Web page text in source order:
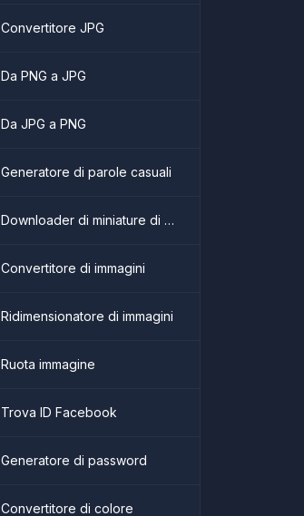
Convertitore JPG
Da PNG a JPG
Da JPG a PNG
Generatore di parole casuali
Downloader di miniature di YouTube
Convertitore di immagini
Ridimensionatore di immagini
Ruota immagine
Trova ID Facebook
Generatore di password
Convertitore di colore